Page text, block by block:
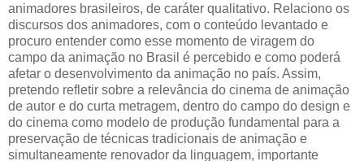
animadores brasileiros, de caráter qualitativo. Relaciono os
discursos dos animadores, com o conteúdo levantado e
procuro entender como esse momento de viragem do
campo da animação no Brasil é percebido e como poderá
afetar o desenvolvimento da animação no país. Assim,
pretendo refletir sobre a relevância do cinema de animação
de autor e do curta metragem, dentro do campo do design e
do cinema como modelo de produção fundamental para a
preservação de técnicas tradicionais de animação e
simultaneamente renovador da linguagem, importante